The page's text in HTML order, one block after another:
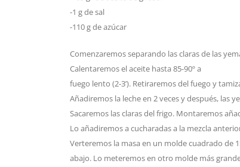
-1 g de sal
-110 g de azúcar
Comenzaremos separando las claras de las
Calentaremos el aceite hasta 85-90º a
fuego lento (2-3’). Retiraremos del fuego y
Añadiremos la leche en 2 veces y después, las
Sacaremos las claras del frigo. Montaremos
Lo añadiremos a cucharadas a la mezcla
Verteremos la masa en un molde cuadrado de
abajo. Lo meteremos en otro molde más